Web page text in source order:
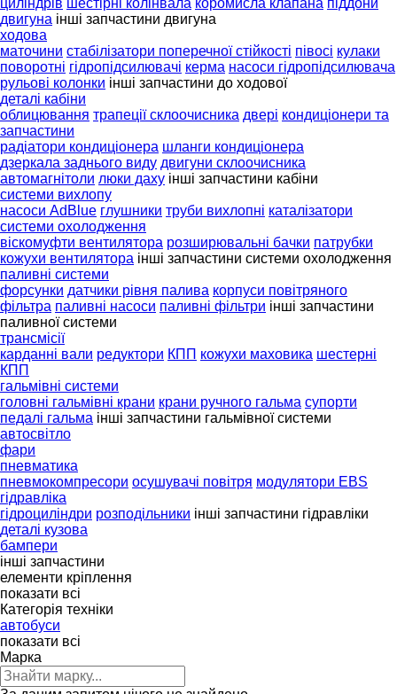
двигуна інші запчастини двигуна
ходова
маточини стабілізатори поперечної стійкості півосі кулаки
поворотні гідропідсилювачі керма насоси гідропідсилювача
рульові колонки інші запчастини до ходової
деталі кабіни
облицювання трапеції склоочисника двері кондиціонери та
запчастини
радіатори кондиціонера шланги кондиціонера
дзеркала заднього виду двигуни склоочисника
автомагнітоли люки даху інші запчастини кабіни
системи вихлопу
насоси AdBlue глушники труби вихлопні каталізатори
системи охолодження
віскомуфти вентилятора розширювальні бачки патрубки
кожухи вентилятора інші запчастини системи охолодження
паливні системи
форсунки датчики рівня палива корпуси повітряного
фільтра паливні насоси паливні фільтри інші запчастини
паливної системи
трансмісії
карданні вали редуктори КПП кожухи маховика шестерні
КПП
гальмівні системи
головні гальмівні крани крани ручного гальма супорти
педалі гальма інші запчастини гальмівної системи
автосвітло
фари
пневматика
пневмокомпресори осушувачі повітря модулятори EBS
гідравліка
гідроциліндри розподільники інші запчастини гідравліки
деталі кузова
бампери
інші запчастини
елементи кріплення
показати всі
Категорія техніки
автобуси
показати всі
Марка